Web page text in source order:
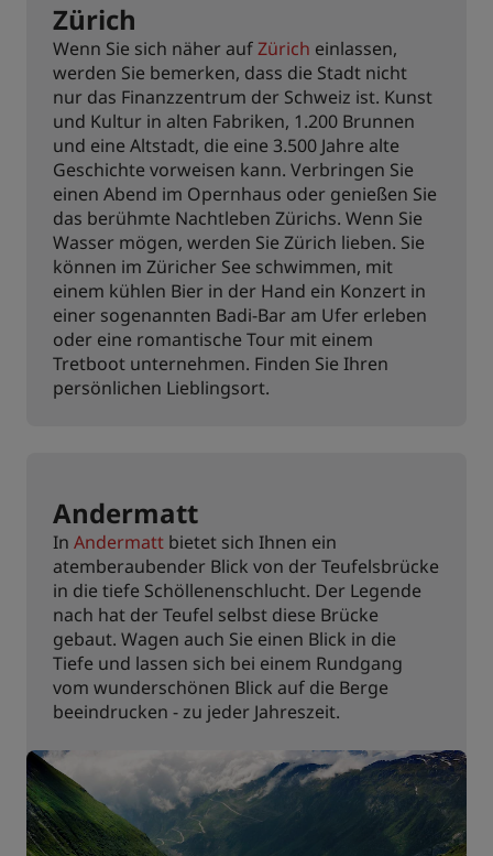
Zürich
Wenn Sie sich näher aufZürich einlassen,
werden Sie bemerken, dass die Stadt nicht
nur das Finanzzentrum der Schweiz ist. Kunst
und Kultur in alten Fabriken, 1.200 Brunnen
und eine Altstadt, die eine 3.500 Jahre alte
Geschichte vorweisen kann. Verbringen Sie
einen Abend im Opernhaus oder genießen Sie
das berühmte Nachtleben Zürichs. Wenn Sie
Wasser mögen, werden Sie Zürich lieben. Sie
können im Züricher See schwimmen, mit
einem kühlen Bier in der Hand ein Konzert in
einer sogenannten Badi-Bar am Ufer erleben
oder eine romantische Tour mit einem
Tretboot unternehmen. Finden Sie Ihren
persönlichen Lieblingsort.
Andermatt
In Andermatt bietet sich Ihnen ein
atemberaubender Blick von der Teufelsbrücke
in die tiefe Schöllenenschlucht. Der Legende
nach hat der Teufel selbst diese Brücke
gebaut. Wagen auch Sie einen Blick in die
Tiefe und lassen sich bei einem Rundgang
vom wunderschönen Blick auf die Berge
beeindrucken - zu jeder Jahreszeit.